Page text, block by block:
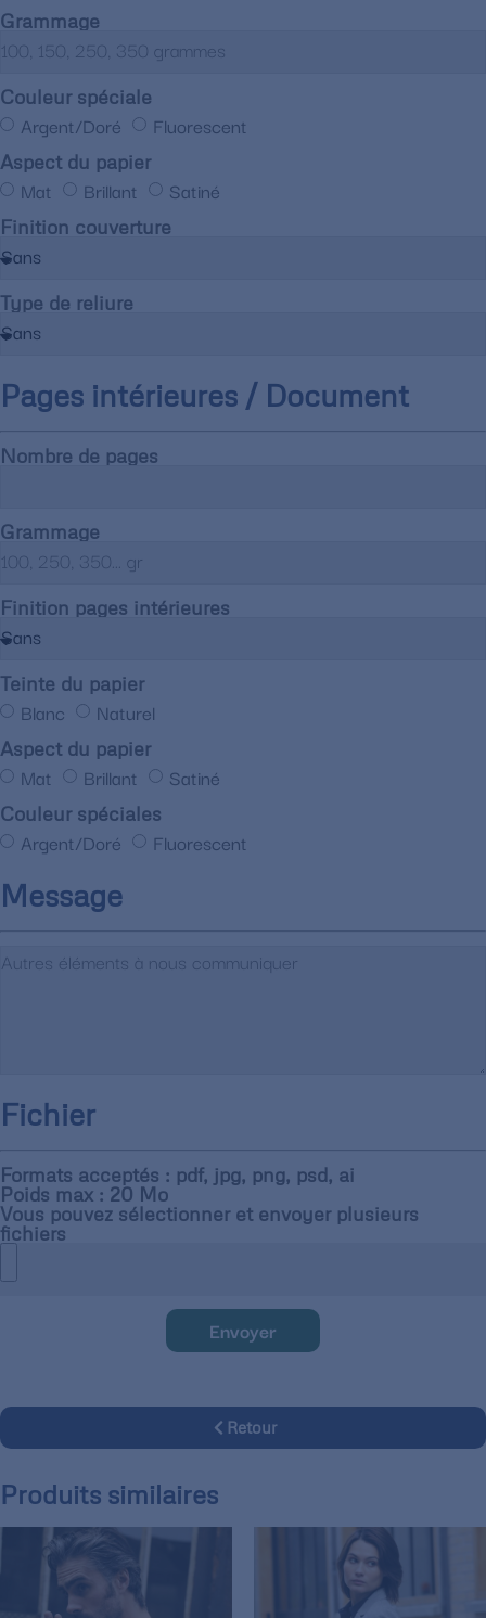
Grammage
Couleur spéciale
Argent/Doré Fluorescent
Aspect du papier
Mat Brillant Satiné
Finition couverture
Type de reliure
Pages intérieures / Document
Nombre de pages
Grammage
Finition pages intérieures
Teinte du papier
Blanc Naturel
Aspect du papier
Mat Brillant Satiné
Couleur spéciales
Argent/Doré Fluorescent
Message
Fichier
Formats acceptés : pdf, jpg, png, psd, ai
Poids max : 20 Mo
Vous pouvez sélectionner et envoyer plusieurs
fichiers
Envoyer
Retour
Produits similaires